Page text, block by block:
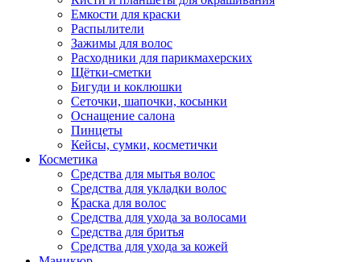
Емкости для краски
Распылители
Зажимы для волос
Расходники для парикмахерских
Щётки-сметки
Бигуди и коклюшки
Сеточки, шапочки, косынки
Оснащение салона
Пинцеты
Кейсы, сумки, косметички
Косметика
Средства для мытья волос
Средства для укладки волос
Краска для волос
Средства для ухода за волосами
Средства для бритья
Средства для ухода за кожей